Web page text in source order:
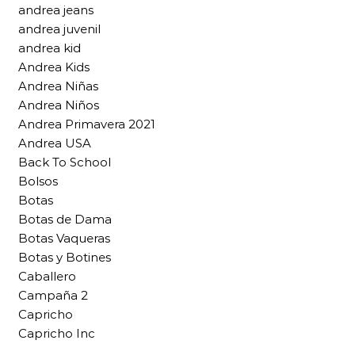
andrea jeans
andrea juvenil
andrea kid
Andrea Kids
Andrea Niñas
Andrea Niños
Andrea Primavera 2021
Andrea USA
Back To School
Bolsos
Botas
Botas de Dama
Botas Vaqueras
Botas y Botines
Caballero
Campaña 2
Capricho
Capricho Inc